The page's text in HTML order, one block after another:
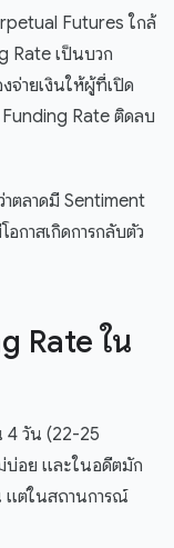
Futures ใกล้
Rate เป็นบวก
จ่ายเงินให้ผู้ที่เปิด
Rate ติดลบ
ตลาดมี Sentiment
กาสเกิดการกลับตัว
Rate ใน
4 วัน (22-25
บ่อย และในอดีตมัก
แต่ในสถานการณ์